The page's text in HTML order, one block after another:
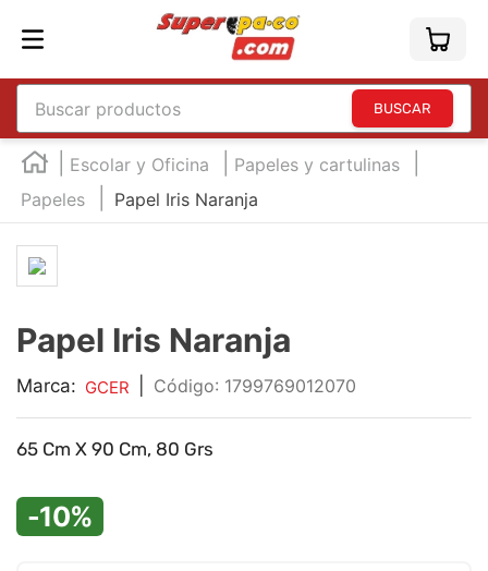
Buscar productos
Escolar y Oficina
Papeles y cartulinas
Papeles
Papel Iris Naranja
Papel Iris Naranja
Marca: GCER : 1799769012070
65 Cm X 90 Cm, 80 Grs
-10%
TÉRMINOS MÁS BUSCADOS
england
2.
marcador e300
3
5.
mouse
6.
marcadores
7.
audifonos
8.
teclado
9.
impresora
10. cuadernos